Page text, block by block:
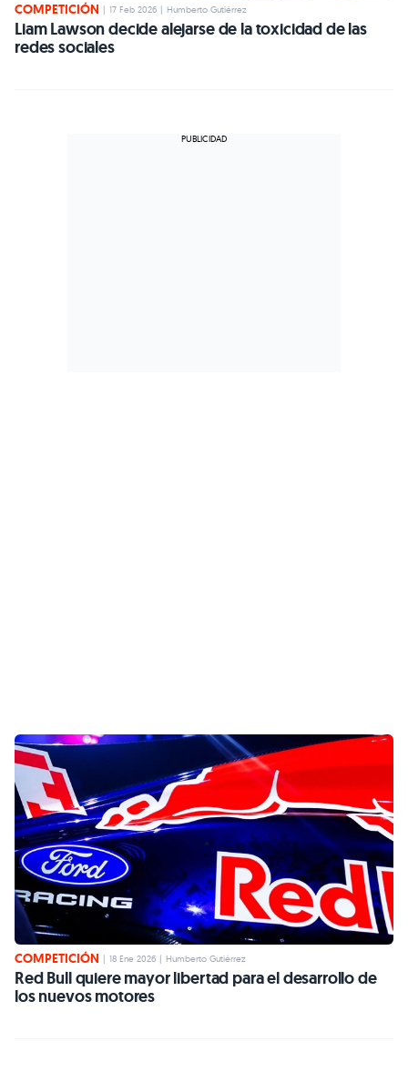
COMPETICIÓN | 17 Feb 2026 | Humberto Gutiérrez
Liam Lawson decide alejarse de la toxicidad de las
redes sociales
COMPETICIÓN | 18 Ene 2026 | Humberto Gutiérrez
Red Bull quiere mayor libertad para el desarrollo de
los nuevos motores